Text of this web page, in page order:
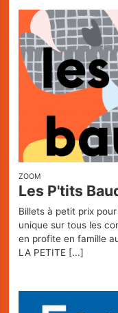
ZOOM
Les P'tits
Billets à petit prix
unique sur tous les
en profite en famille
LA PETITE [...]